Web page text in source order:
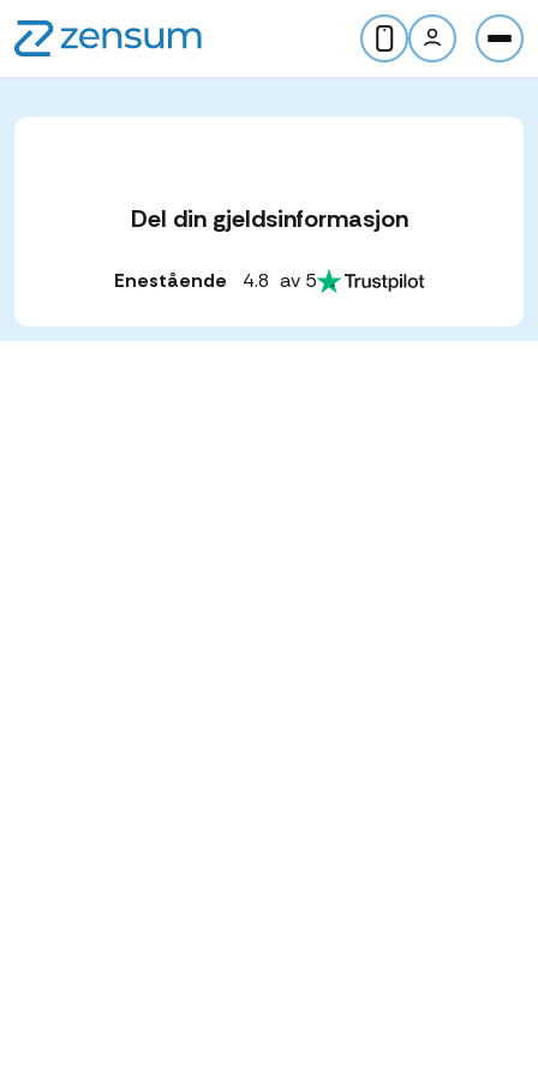
Del din gjeldsinformasjon
Enestående 4.8 av 5